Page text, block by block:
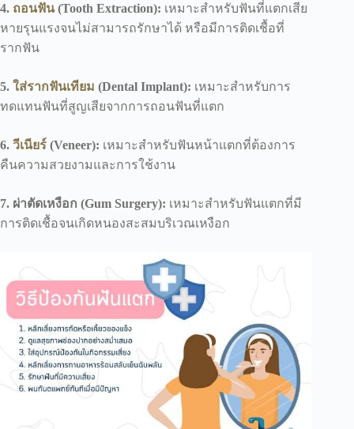
4. ถอนฟัน(Tooth Extraction): เหมาะสำหรับฟันที่แตกเสีย
หายรุนแรงจนไม่สามารถรักษาได้ หรือมีการติดเชื้อที่
รากฟัน
5. ใส่รากฟันเทียม (Dental Implant): เหมาะสำหรับการ
ทดแทนฟันที่สูญเสียจากการถอนฟันที่แตก
6. วีเนียร์ (Veneer): เหมาะสำหรับฟันหน้าแตกที่ต้องการ
คืนความสวยงามและการใช้งาน
7. ผ่าตัดเหงือก (Gum Surgery): เหมาะสำหรับฟันแตกที่มี
การติดเชื้อจนเกิดหนองสะสมบริเวณเหงือก